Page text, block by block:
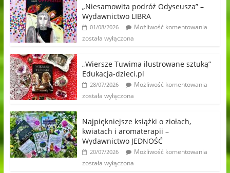
„Niesamowita podróż Odyseusza” –
Wydawnictwo LIBRA
01/08/2026
Możliwość komentowania
została wyłączona
„Wiersze Tuwima ilustrowane sztuką”
Edukacja-dzieci.pl
28/07/2026
Możliwość komentowania
została wyłączona
Najpiękniejsze książki o ziołach,
kwiatach i aromaterapii –
Wydawnictwo JEDNOŚĆ
20/07/2026
Możliwość komentowania
została wyłączona